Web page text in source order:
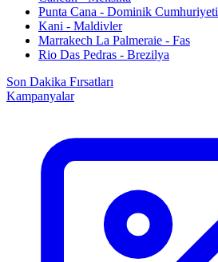
Punta Cana - Dominik Cumhuriyeti
Kani - Maldivler
Marrakech La Palmeraie - Fas
Rio Das Pedras - Brezilya
Son Dakika Fırsatları
Kampanyalar